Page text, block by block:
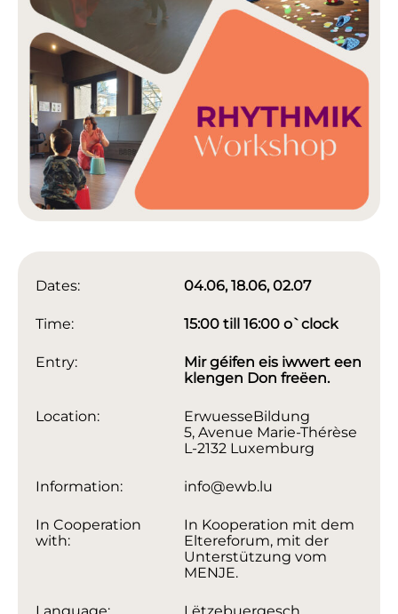
Dates: 04.06, 18.06, 02.07
Time: 15:00 till 16:00 o`clock
Entry:
Mir géifen eis iwwert een
klengen Don freëen.
Location:
ErwuesseBildung
5, Avenue Marie-Thérèse
L-2132 Luxemburg
Information: info@ewb.lu
In Cooperation
with:
In Kooperation mit dem
Eltereforum, mit der
Unterstützung vom
MENJE.
Language: Lëtzebuergesch